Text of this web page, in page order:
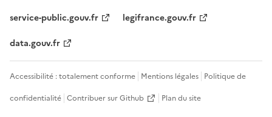
service-public.gouv.fr
legifrance.gouv.fr
data.gouv.fr
Accessibilité : totalement conforme Mentions légales Politique de
confidentialité Contribuer sur Github Plan du site